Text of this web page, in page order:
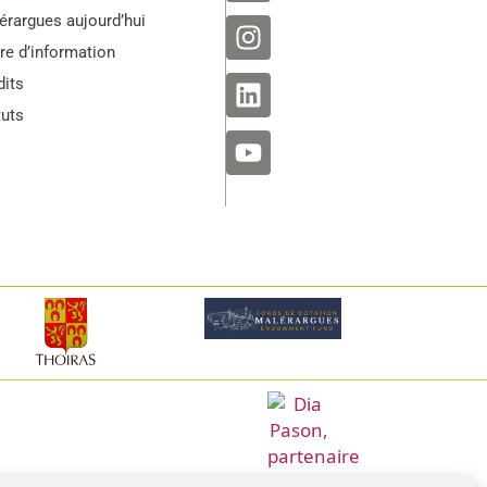
aujourd’hui
d’information